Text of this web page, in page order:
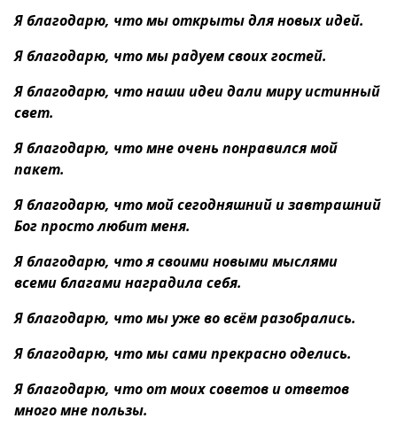
Я благодарю, что мы открыты для новых идей.
Я благодарю, что мы радуем своих гостей.
Я благодарю, что наши идеи дали миру истинный
свет.
Я благодарю, что мне очень понравился мой
пакет.
Я благодарю, что мой сегодняшний и завтрашний
Бог просто любит меня.
Я благодарю, что я своими новыми мыслями
всеми благами наградила себя.
Я благодарю, что мы уже во всём разобрались.
Я благодарю, что мы сами прекрасно оделись.
Я благодарю, что от моих советов и ответов
много мне пользы.